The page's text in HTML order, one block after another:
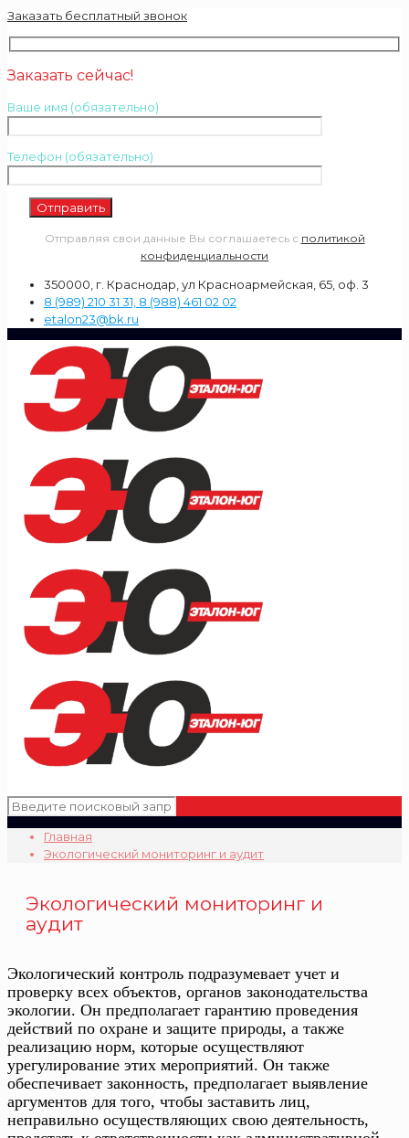
Заказать бесплатный звонок
Заказать сейчас!
Ваше имя (обязательно)
Телефон (обязательно)
Отправляя свои данные Вы соглашаетесь с политикой
конфиденциальности
350000, г. Краснодар, ул Красноармейская, 65, оф. 3
8 (989) 210 31 31, 8 (988) 461 02 02
etalon23@bk.ru
Главная
Экологический мониторинг и аудит
Экологический мониторинг и
аудит
Экологический контроль подразумевает учет и
проверку всех объектов, органов законодательства
экологии. Он предполагает гарантию проведения
действий по охране и защите природы, а также
реализацию норм, которые осуществляют
урегулирование этих мероприятий. Он также
обеспечивает законность, предполагает выявление
аргументов для того, чтобы заставить лиц,
неправильно осуществляющих свою деятельность,